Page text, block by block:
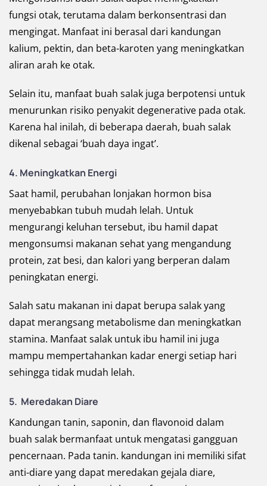
fungsi otak, terutama dalam berkonsentrasi dan
mengingat. Manfaat ini berasal dari kandungan
kalium, pektin, dan beta-karoten yang meningkatkan
aliran arah ke otak.
Selain itu, manfaat buah salak juga berpotensi untuk
menurunkan risiko penyakit degenerative pada otak.
Karena hal inilah, di beberapa daerah, buah salak
dikenal sebagai ‘buah daya ingat’.
4. Meningkatkan Energi
Saat hamil, perubahan lonjakan hormon bisa
menyebabkan tubuh mudah lelah. Untuk
mengurangi keluhan tersebut, ibu hamil dapat
mengonsumsi makanan sehat yang mengandung
protein, zat besi, dan kalori yang berperan dalam
peningkatan energi.
Salah satu makanan ini dapat berupa salak yang
dapat merangsang metabolisme dan meningkatkan
stamina. Manfaat salak untuk ibu hamil ini juga
mampu mempertahankan kadar energi setiap hari
sehingga tidak mudah lelah.
5. Meredakan Diare
Kandungan tanin, saponin, dan flavonoid dalam
buah salak bermanfaat untuk mengatasi gangguan
pencernaan. Pada tanin. kandungan ini memiliki sifat
anti-diare yang dapat meredakan gejala diare,